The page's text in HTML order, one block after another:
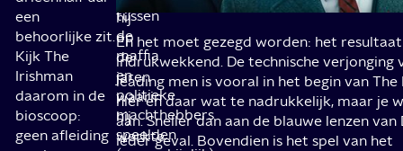
een
behoorlijke zit.
Kijk The
Irishman
daarom in de
bioscoop:
geen afleiding
hij
op
de
jaren
waarin
hij
werkte
tussen
de
maffia
en
politieke
machthebbers
speelden
En het moet gezegd worden: het
indrukwekkend. De technische verjonging
leading men is vooral in het begin van The
hier en daar wat te nadrukkelijk, maar je
aan. Sneller dan aan de blauwe lenzen van
ieder geval. Bovendien is het spel van het